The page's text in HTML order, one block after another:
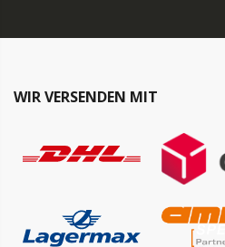
WIR VERSENDEN MIT